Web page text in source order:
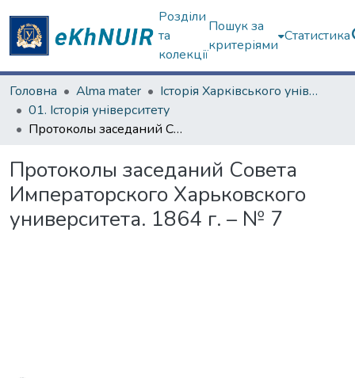
Розділи
та
колекції
Пошук за
критеріями
Статистика
Головна Alma mater
Історія Харківського університету
01. Історія університету
Протоколы заседаний Совета Императорского Харьковского университета. 1864 г. – № 7
Протоколы заседаний Совета
Императорского Харьковского
университета. 1864 г. – № 7